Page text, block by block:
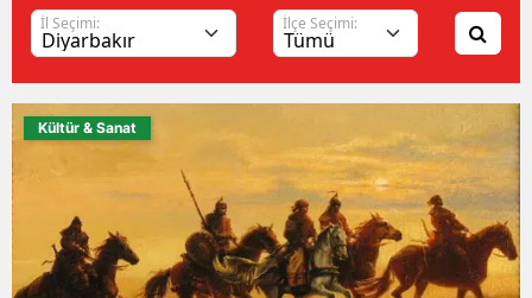
İl Seçimi: İlçe Seçimi:
Kültür & Sanat